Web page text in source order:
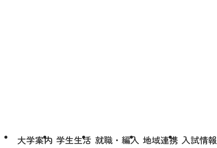
大学案内 学生生活 就職・編入 地域連携 入試情報